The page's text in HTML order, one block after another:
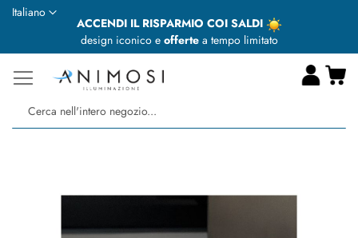
ACCENDI IL RISPARMIO COI SALDI
design iconico e offertea tempo limitato
Lingua
Italiano